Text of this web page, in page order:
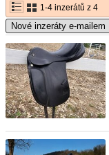
1-4 inzerátů z 4
Nové inzeráty e-mailem